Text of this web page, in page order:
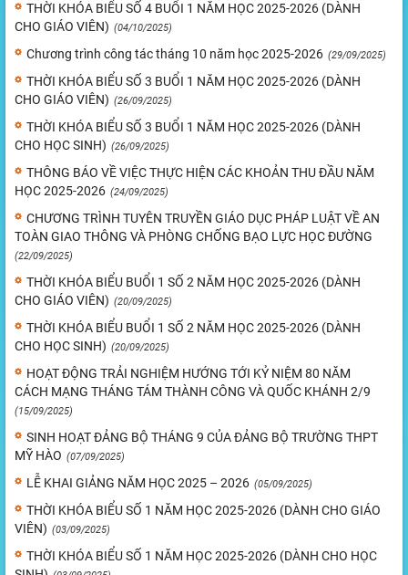
THỜI KHÓA BIỂU SỐ 4 BUỔI 1 NĂM HỌC 2025-2026 (DÀNH
CHO GIÁO VIÊN) (04/10/2025)
Chương trình công tác tháng 10 năm học 2025-2026 (29/09/2025)
THỜI KHÓA BIỂU SỐ 3 BUỔI 1 NĂM HỌC 2025-2026 (DÀNH
CHO GIÁO VIÊN) (26/09/2025)
THỜI KHÓA BIỂU SỐ 3 BUỔI 1 NĂM HỌC 2025-2026 (DÀNH
CHO HỌC SINH) (26/09/2025)
THÔNG BÁO VỀ VIỆC THỰC HIỆN CÁC KHOẢN THU ĐẦU NĂM
HỌC 2025-2026 (24/09/2025)
CHƯƠNG TRÌNH TUYÊN TRUYỀN GIÁO DỤC PHÁP LUẬT VỀ AN
TOÀN GIAO THÔNG VÀ PHÒNG CHỐNG BẠO LỰC HỌC ĐƯỜNG
(22/09/2025)
THỜI KHÓA BIỂU BUỔI 1 SỐ 2 NĂM HỌC 2025-2026 (DÀNH
CHO GIÁO VIÊN) (20/09/2025)
THỜI KHÓA BIỂU BUỔI 1 SỐ 2 NĂM HỌC 2025-2026 (DÀNH
CHO HỌC SINH) (20/09/2025)
HOẠT ĐỘNG TRẢI NGHIỆM HƯỚNG TỚI KỶ NIỆM 80 NĂM
CÁCH MẠNG THÁNG TÁM THÀNH CÔNG VÀ QUỐC KHÁNH 2/9
(15/09/2025)
SINH HOẠT ĐẢNG BỘ THÁNG 9 CỦA ĐẢNG BỘ TRƯỜNG THPT
MỸ HÀO (07/09/2025)
LỄ KHAI GIẢNG NĂM HỌC 2025 – 2026 (05/09/2025)
THỜI KHÓA BIỂU SỐ 1 NĂM HỌC 2025-2026 (DÀNH CHO GIÁO
VIÊN) (03/09/2025)
THỜI KHÓA BIỂU SỐ 1 NĂM HỌC 2025-2026 (DÀNH CHO HỌC